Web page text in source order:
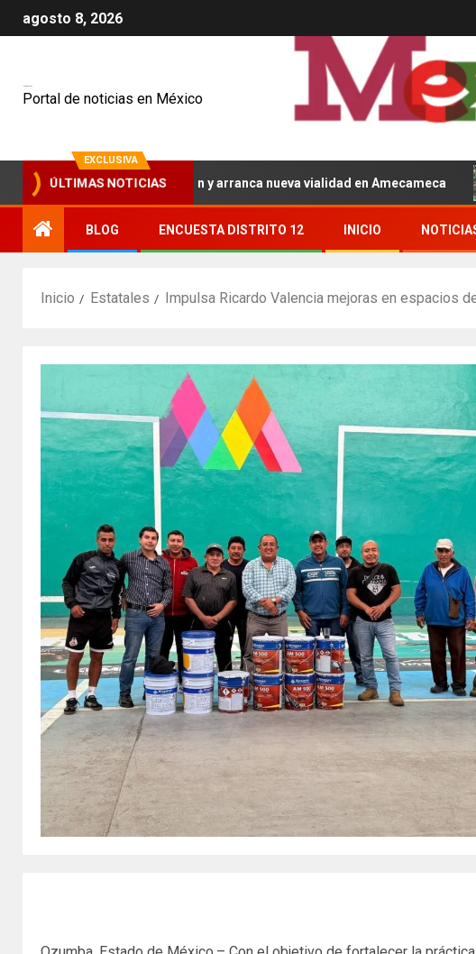
agosto 8, 2026
Portal de noticias en México
EXCLUSIVA
ÚLTIMAS NOTICIAS
pavimentación y arranca nueva vialidad en Amecameca
BLOG ENCUESTA DISTRITO 12 INICIO
Inicio Estatales Impulsa Ricardo Valencia mejoras en espacios